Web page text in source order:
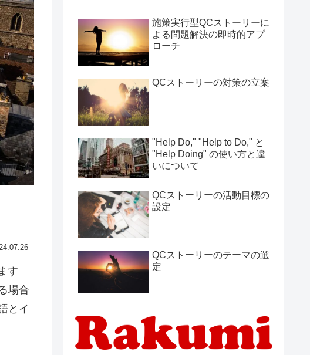
す
場合
とイ
施策実行型QCストーリーに
よる問題解決の即時的アプ
ローチ
QCストーリーの対策の立案
"Help Do," "Help to Do," と
"Help Doing" の使い方と違
いについて
QCストーリーの活動目標の
設定
QCストーリーのテーマの選
定